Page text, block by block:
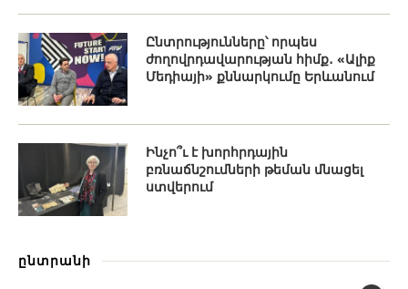
Ընտրությունները՝ որպես
ժողովրդավարության հիմք․ «Ալիք
Մեդիայի» քննարկումը Երևանում
Ինչո՞ւ է խորհրդային
բռնաճնշումների թեման մնացել
ստվերում
ընտրանի